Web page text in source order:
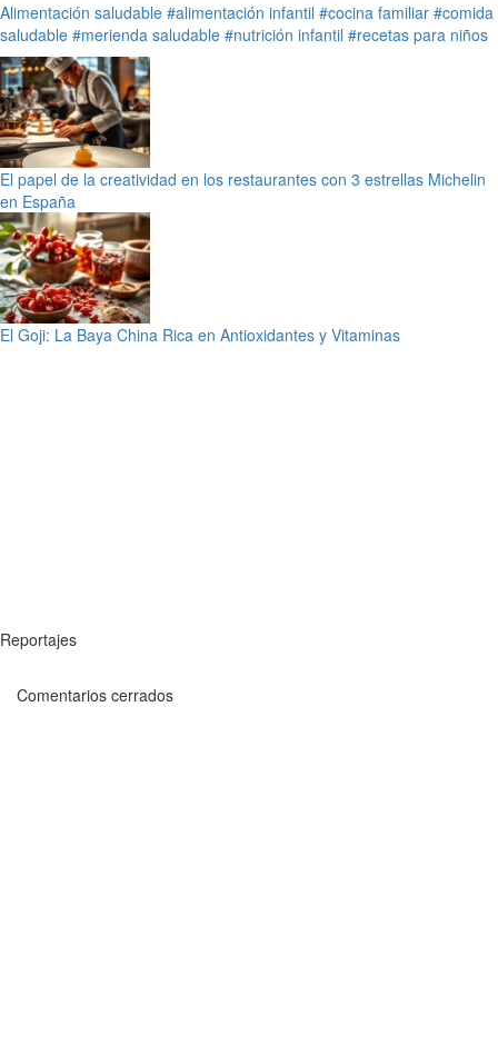
Alimentación saludable #alimentación infantil #cocina familiar #comida
saludable #merienda saludable #nutrición infantil #recetas para niños
El papel de la creatividad en los restaurantes con 3 estrellas Michelin
en España
El Goji: La Baya China Rica en Antioxidantes y Vitaminas
Reportajes
Comentarios cerrados